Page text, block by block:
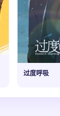
过度呼吸